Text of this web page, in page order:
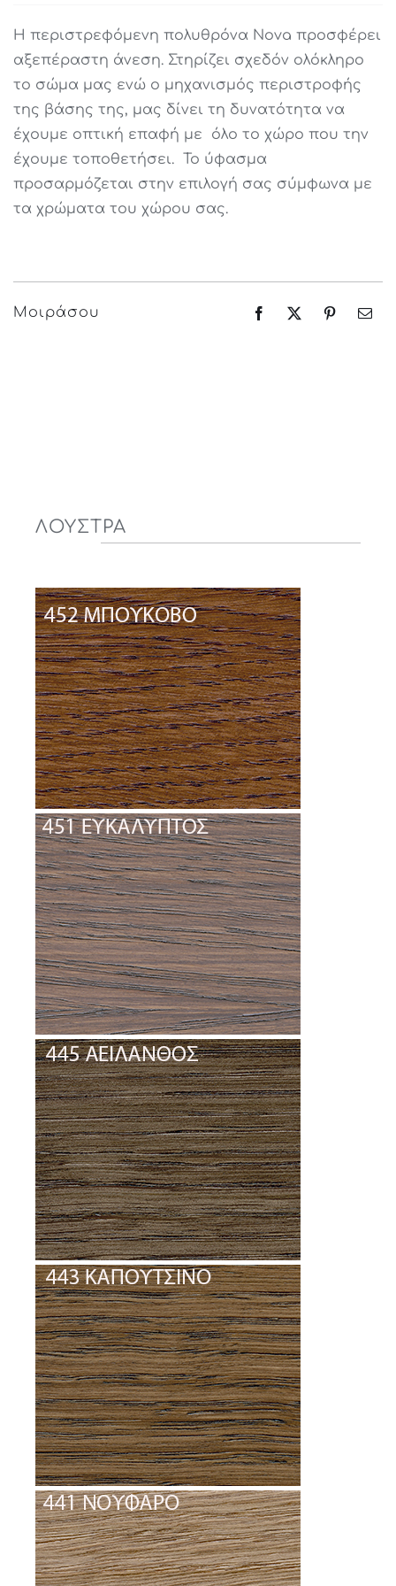
1,630€.
1,060€.
Η περιστρεφόμενη πολυθρόνα Nova προσφέρει
αξεπέραστη άνεση. Στηρίζει σχεδόν ολόκληρο
το σώμα μας ενώ ο μηχανισμός περιστροφής
της βάσης της, μας δίνει τη δυνατότητα να
έχουμε οπτική επαφή με όλο το χώρο που την
έχουμε τοποθετήσει. Το ύφασμα
προσαρμόζεται στην επιλογή σας σύμφωνα με
τα χρώματα του χώρου σας.
Μοιράσου
ΛΟΥΣΤΡΑ